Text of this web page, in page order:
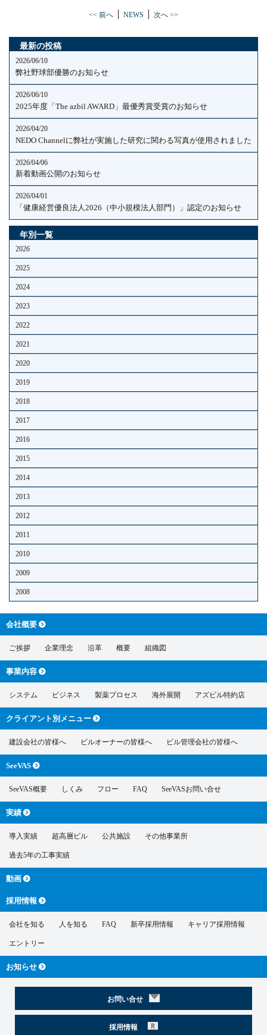
<< 前へ NEWS 次へ >>
最新の投稿
2026/06/10
弊社野球部優勝のお知らせ
2026/06/10
2025年度「The azbil AWARD」最優秀賞受賞のお知らせ
2026/04/20
NEDO Channelに弊社が実施した研究に関わる写真が使用されました
2026/04/06
新着動画公開のお知らせ
2026/04/01
「健康経営優良法人2026（中小規模法人部門）」認定のお知らせ
年別一覧
2026
2025
2024
2023
2022
2021
2020
2019
2018
2017
2016
2015
2014
2013
2012
2011
2010
2009
2008
会社概要
ご挨拶 企業理念 沿革 概要 組織図
事業内容
システム ビジネス 製薬プロセス 海外展開 アズビル特約店
クライアント別 メニュー
建設会社の皆様へ ビルオーナーの皆様へ ビル管理会社の皆様へ
SeeVAS
SeeVAS概要 しくみ フロー FAQ SeeVASお問い合せ
実績
導入実績 超高層ビル 公共施設 その他事業所
過去5年の工事実績
動画
採用情報
会社を知る 人を知る FAQ 新卒採用情報 キャリア採用情報
エントリー
お知らせ
お問い合せ
採用情報